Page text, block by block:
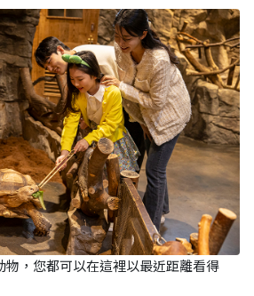
物，您都可以在這裡以最近距離看得